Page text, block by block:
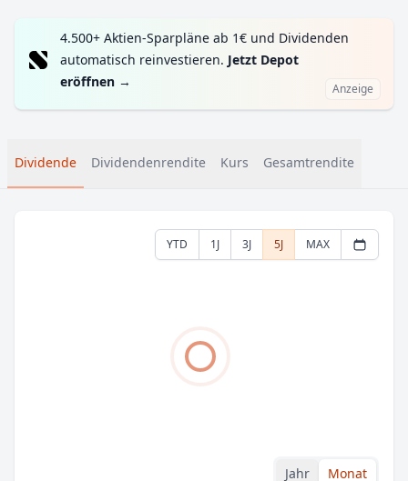
4.500+ Aktien-Sparpläne ab 1€ und Dividenden
automatisch reinvestieren. Jetzt Depot
eröffnen → Anzeige
Dividende Dividendenrendite Kurs Gesamtrendite
YTD 1J 3J 5J MAX
Jahr Monat